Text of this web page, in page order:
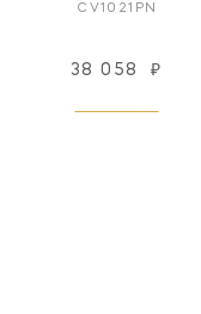
CV1021PN
38 058 ₽